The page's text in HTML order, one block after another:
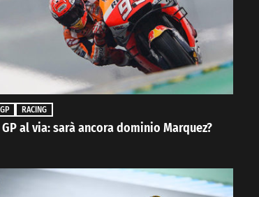
RACING
al via: sarà ancora dominio Marquez?